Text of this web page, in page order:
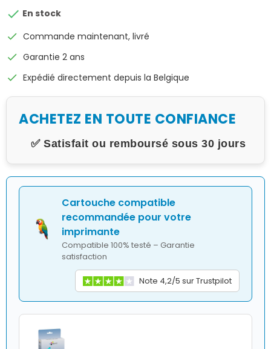
 En stock
check Commande maintenant, livré
check Garantie 2 ans
check Expédié directement depuis la Belgique
ACHETEZ EN TOUTE CONFIANCE
✅ Satisfait ou remboursé sous 30 jours
Cartouche compatible
recommandée pour votre
imprimante
Compatible 100% testé – Garantie
satisfaction
Note 4,2/5 sur Trustpilot